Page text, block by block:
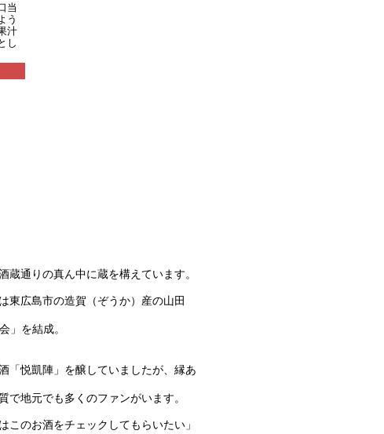
当
う
汁
し
通りの真ん中に蔵を構えています。
東広島市の造賀（ぞうか）産の山田
」を結成。
「悦凱陣」を醸していましたが、縁あ
地元でも多くのファンがいます。
のお酒をチェックしてもらいたい」